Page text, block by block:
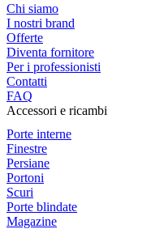
Chi siamo
I nostri brand
Offerte
Diventa fornitore
Per i professionisti
Contatti
FAQ
Accessori e ricambi
Porte interne
Finestre
Persiane
Portoni
Scuri
Porte blindate
Magazine